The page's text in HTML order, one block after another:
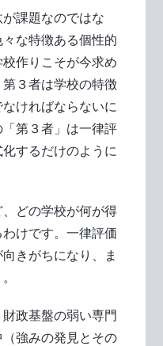
課題なのではな
な特徴ある個性的
作りこそが今求め
３者は学校の特徴
ければならないに
第３者」は一律評
するだけのように
どの学校が何が得
けです。一律評価
きがちになり、ま
政基盤の弱い専門
強みの発見とその